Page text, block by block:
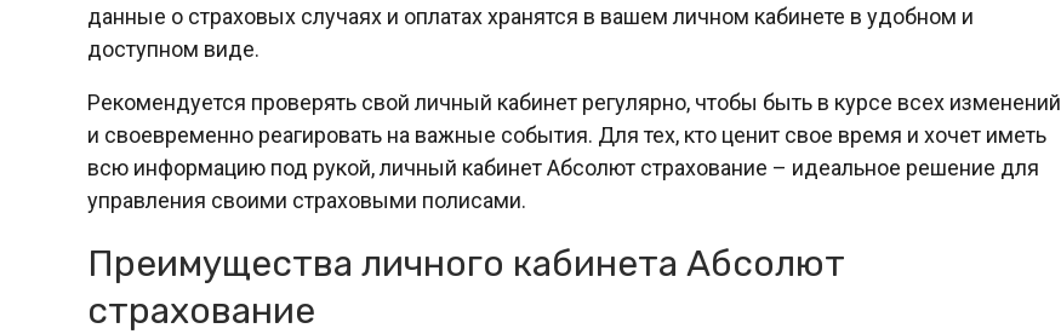
данные о страховых случаях и оплатах хранятся в вашем личном кабинете в удобном и
доступном виде.
Рекомендуется проверять свой личный кабинет регулярно, чтобы быть в курсе всех изменений
и своевременно реагировать на важные события. Для тех, кто ценит свое время и хочет иметь
всю информацию под рукой, личный кабинет Абсолют страхование – идеальное решение для
управления своими страховыми полисами.
Преимущества личного кабинета Абсолют
страхование